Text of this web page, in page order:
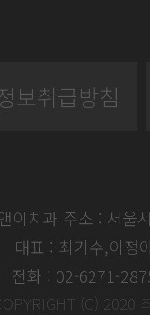
보취급방침
이치과 주소 : 서울
대표 : 최기수,이정
전화 : 02-6271-
(C) 2020